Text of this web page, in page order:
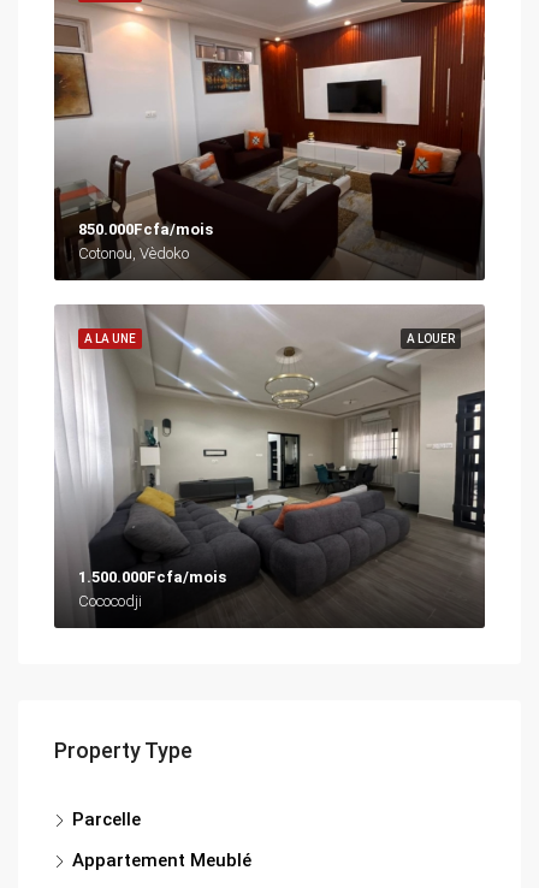
850.000Fcfa/mois
Cotonou, Vèdoko
A LOUER
A LA UNE
1.500.000Fcfa/mois
Cococodji
Property Type
Parcelle
Appartement Meublé